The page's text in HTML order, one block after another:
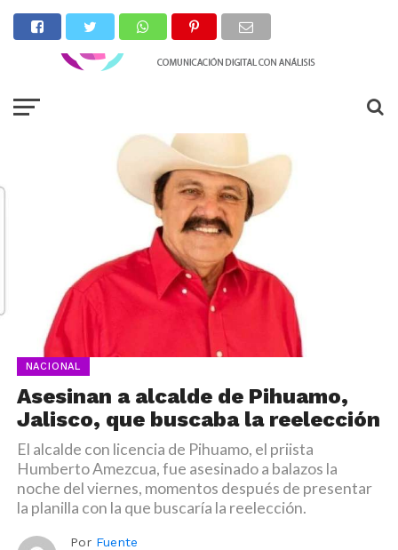
NACIONAL
Asesinan a alcalde de Pihuamo,
Jalisco, que buscaba la reelección
El alcalde con licencia de Pihuamo, el priista
Humberto Amezcua, fue asesinado a balazos la
noche del viernes, momentos después de presentar
la planilla con la que buscaría la reelección.
Por Fuente